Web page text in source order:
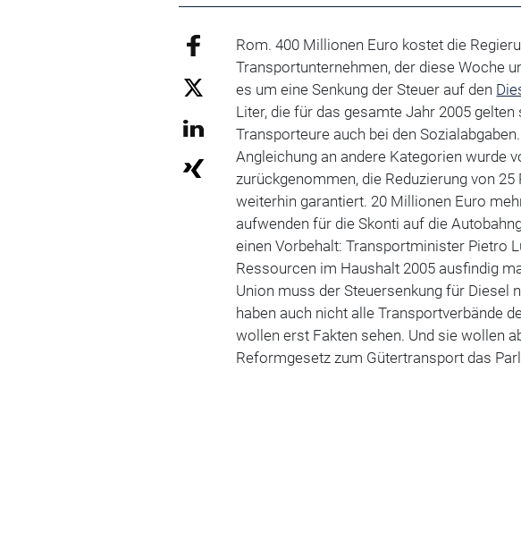
Rom. 400 Millionen Euro kostet die
Transportunternehmen, der diese Woche
es um eine Senkung der Steuer auf den
Liter, die für das gesamte Jahr 2005
Transporteure auch bei den
Angleichung an andere Kategorien wurde
zurückgenommen, die Reduzierung von
weiterhin garantiert. 20 Millionen Euro
aufwenden für die Skonti auf die
einen Vorbehalt: Transportminister Pietro
Ressourcen im Haushalt 2005 ausfindig
Union muss der Steuersenkung für Diesel
haben auch nicht alle Transportverbände
wollen erst Fakten sehen. Und sie wollen
Reformgesetz zum Gütertransport das